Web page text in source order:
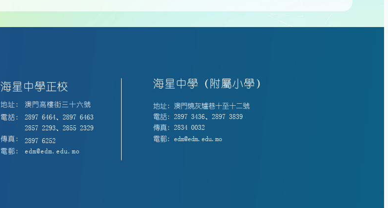
海星中學正校
地址:
澳門高樓街三十六號
電話:
2897 6464、2897 6463
2857 2293、2855 2329
傳真:
2897 6252
電郵:
edm@edm.edu.mo
海星中學（附屬小學）
地址: 澳門燒灰爐巷十至十二號
電話: 2897 3436、2897 3839
傳真: 2834 0032
電郵: edm@edm.edu.mo